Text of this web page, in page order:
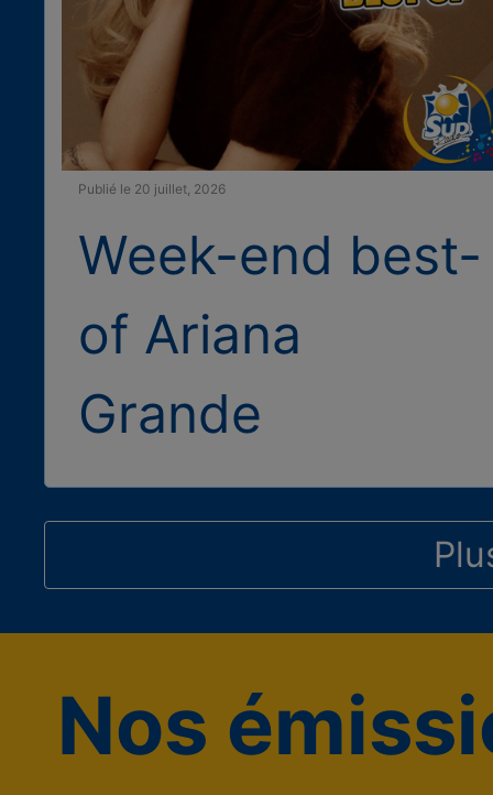
Publié le 20 juillet, 2026
Week-end best-
of Ariana
Grande
Nos